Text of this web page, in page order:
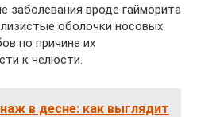
заболевания вроде гайморита
оболочки носовых
по причине их
к челюсти.
в десне: как выглядит